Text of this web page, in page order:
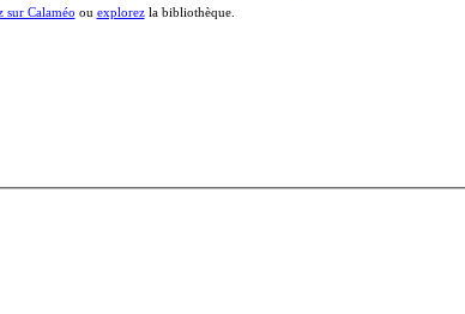
sur Calaméo ou explorezla bibliothèque.